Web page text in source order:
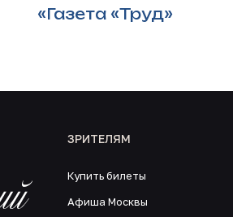
«Газета «Труд»
ЗРИТЕЛЯМ
Купить билеты
Афиша Москвы